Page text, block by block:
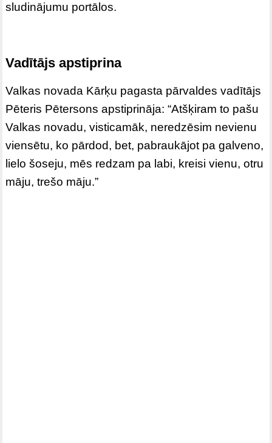
sludinājumu portālos.
Vadītājs apstiprina
Valkas novada Kārķu pagasta pārvaldes vadītājs
Pēteris Pētersons apstiprināja: “Atšķiram to pašu
Valkas novadu, visticamāk, neredzēsim nevienu
viensētu, ko pārdod, bet, pabraukājot pa galveno,
lielo šoseju, mēs redzam pa labi, kreisi vienu, otru
māju, trešo māju.”